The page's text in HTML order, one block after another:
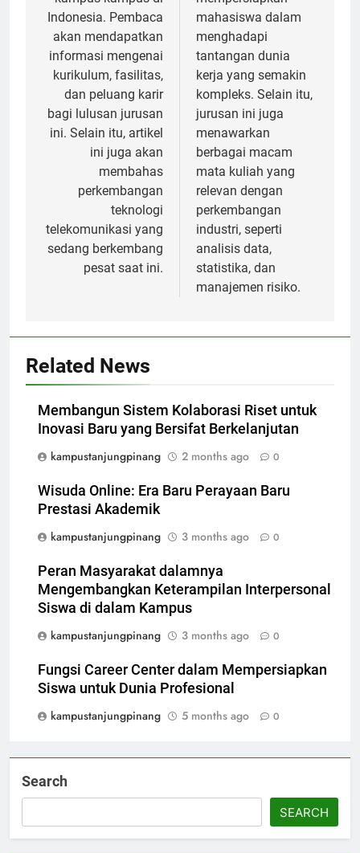
Indonesia. Pembaca
akan mendapatkan
informasi mengenai
kurikulum, fasilitas,
dan peluang karir
bagi lulusan jurusan
ini. Selain itu, artikel
ini juga akan
membahas
perkembangan
teknologi
telekomunikasi yang
sedang berkembang
pesat saat ini.
mahasiswa dalam
menghadapi
tantangan dunia
kerja yang semakin
kompleks. Selain itu,
jurusan ini juga
menawarkan
berbagai macam
mata kuliah yang
relevan dengan
perkembangan
industri, seperti
analisis data,
statistika, dan
manajemen risiko.
Related News
Membangun Sistem Kolaborasi Riset untuk
Inovasi Baru yang Bersifat Berkelanjutan
kampustanjungpinang
2 months ago 0
Wisuda Online: Era Baru Perayaan Baru
Prestasi Akademik
kampustanjungpinang
3 months ago 0
Peran Masyarakat dalamnya
Mengembangkan Keterampilan Interpersonal
Siswa di dalam Kampus
kampustanjungpinang
3 months ago 0
Fungsi Career Center dalam Mempersiapkan
Siswa untuk Dunia Profesional
kampustanjungpinang
5 months ago 0
Search
SEARCH